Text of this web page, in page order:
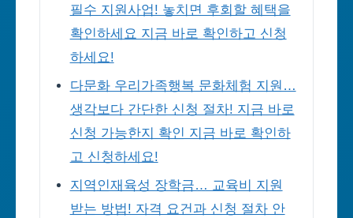
필수 지원사업! 놓치면 후회할 혜택을
확인하세요 지금 바로 확인하고 신청
하세요!
다문화 우리가족행복 문화체험 지원…
생각보다 간단한 신청 절차! 지금 바로
신청 가능한지 확인 지금 바로 확인하
고 신청하세요!
지역인재육성 장학금… 교육비 지원
받는 방법! 자격 요건과 신청 절차 안